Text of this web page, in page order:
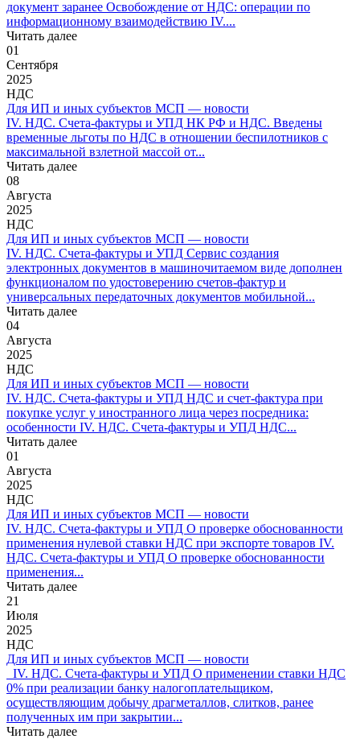
документ заранее Освобождение от НДС: операции по
информационному взаимодействию IV....
Читать далее
01
Сентября
2025
НДС
Для ИП и иных субъектов МСП — новости
IV. НДС. Счета-фактуры и УПД НК РФ и НДС. Введены
временные льготы по НДС в отношении беспилотников с
максимальной взлетной массой от...
Читать далее
08
Августа
2025
НДС
Для ИП и иных субъектов МСП — новости
IV. НДС. Счета-фактуры и УПД Сервис создания
электронных документов в машиночитаемом виде дополнен
функционалом по удостоверению счетов-фактур и
универсальных передаточных документов мобильной...
Читать далее
04
Августа
2025
НДС
Для ИП и иных субъектов МСП — новости
IV. НДС. Счета-фактуры и УПД НДС и счет-фактура при
покупке услуг у иностранного лица через посредника:
особенности IV. НДС. Счета-фактуры и УПД НДС...
Читать далее
01
Августа
2025
НДС
Для ИП и иных субъектов МСП — новости
IV. НДС. Счета-фактуры и УПД О проверке обоснованности
применения нулевой ставки НДС при экспорте товаров IV.
НДС. Счета-фактуры и УПД О проверке обоснованности
применения...
Читать далее
21
Июля
2025
НДС
Для ИП и иных субъектов МСП — новости
IV. НДС. Счета-фактуры и УПД О применении ставки НДС
0% при реализации банку налогоплательщиком,
осуществляющим добычу драгметаллов, слитков, ранее
полученных им при закрытии...
Читать далее